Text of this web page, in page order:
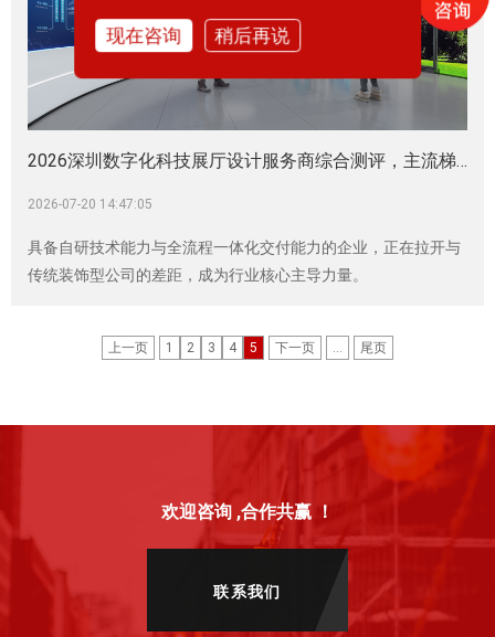
2026深圳数字化科技展厅设计服务商综合测评，主流梯队实力分析|企业展厅|科技馆|展厅建设|展厅设计施工|展厅设计装修|展厅设计公司
2026-07-20 14:47:05
具备自研技术能力与全流程一体化交付能力的企业，正在拉开与
传统装饰型公司的差距，成为行业核心主导力量。
上一页 1 2 3 4 5 下一页 ... 尾页
欢迎咨询 ,合作共赢 ！
联系我们
现在咨询 稍后再说